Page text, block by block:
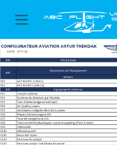
Se rendre au contenu